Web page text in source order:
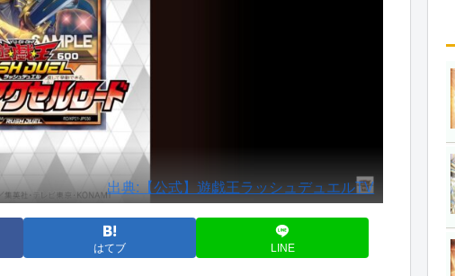
出典:【公式】遊戯王ラッシュデュエルTV
はてブ LINE